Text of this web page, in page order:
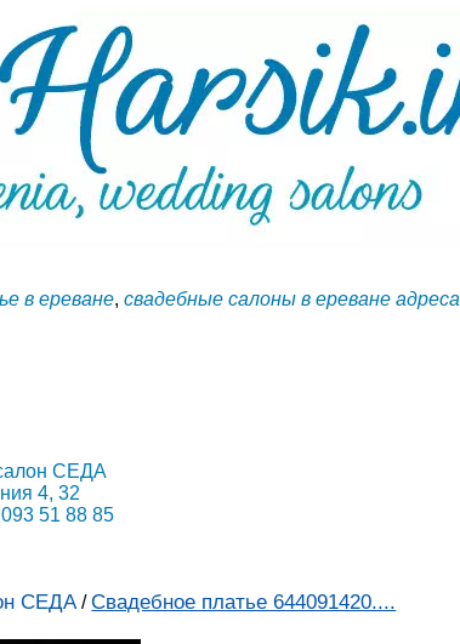
в ереване, свадебные салоны в ереване адреса
СЕДА
4, 32
51 88 85
СЕДА /Свадебное платье 644091420....